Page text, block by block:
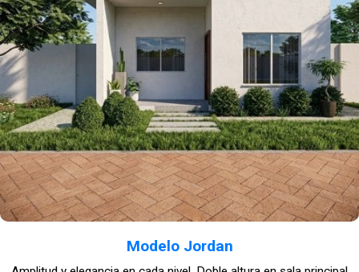
Modelo Jordan